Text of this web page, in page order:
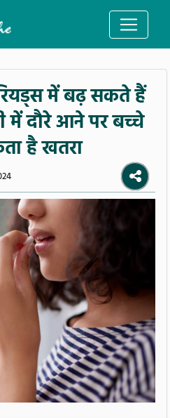
में बढ़ सकते हैं
में दौरे आने पर बच्चे
है खतरा